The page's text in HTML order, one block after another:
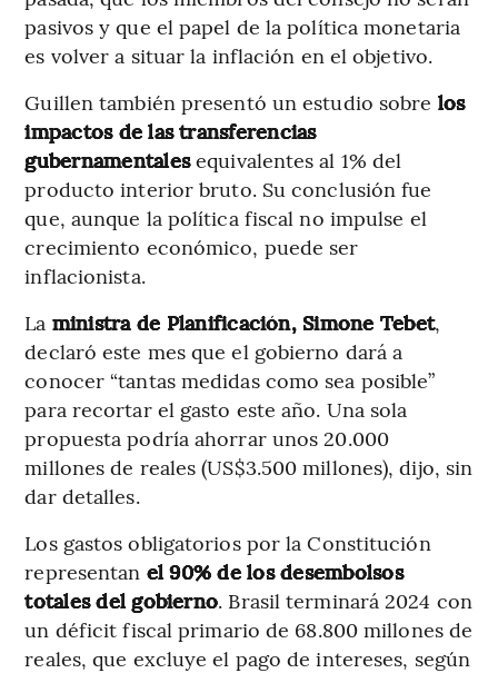
pasivos y que el papel de la política monetaria
es volver a situar la inflación en el objetivo.
Guillen también presentó un estudio sobre los
impactos de las transferencias
gubernamentalesequivalentes al 1% del
producto interior bruto. Su conclusión fue
que, aunque la política fiscal no impulse el
crecimiento económico, puede ser
inflacionista.
La ministra de Planificación, Simone Tebet,
declaró este mes que el gobierno dará a
conocer “tantas medidas como sea posible”
para recortar el gasto este año. Una sola
propuesta podría ahorrar unos 20.000
millones de reales (US$3.500 millones), dijo, sin
dar detalles.
Los gastos obligatorios por la Constitución
representan el 90% de los desembolsos
totales del gobierno. Brasil terminará 2024 con
un déficit fiscal primario de 68.800 millones de
reales, que excluye el pago de intereses, según